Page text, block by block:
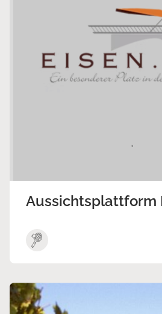
Aussichtsplattform